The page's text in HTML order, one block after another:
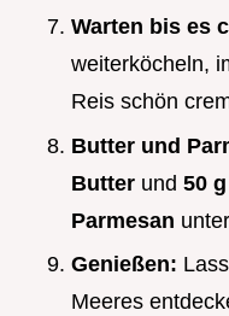
Warten bis es
weiterköcheln,
Reis schön
Butter und
Butter und 50
Parmesan
Genießen:
Meeres